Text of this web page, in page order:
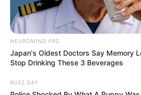
NEUROMIND PRO
Japan's Oldest Doctors Say Memory
Stop Drinking These 3 Beverages
BUZZ DAY